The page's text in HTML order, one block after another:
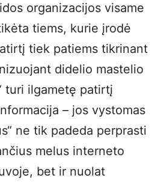
organizacijos visame
tiems, kurie įrodė
tiek patiems tikrinant
didelio mastelio
turi ilgametę patirtį
– jos vystomas
ne tik padeda perprasti
melus interneto
bet ir nuolat